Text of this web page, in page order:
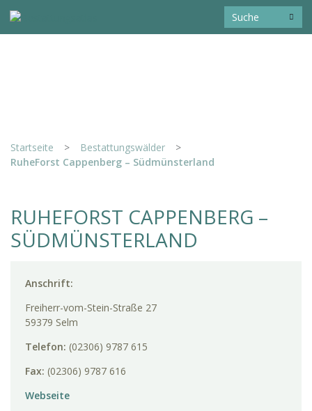
Startseite > Bestattungswälder
>
RuheForst Cappenberg – Südmünsterland
RUHEFORST CAPPENBERG –
SÜDMÜNSTERLAND
Anschrift:
Freiherr-vom-Stein-Straße 27
59379 Selm
Telefon: (02306) 9787 615
Fax: (02306) 9787 616
Webseite